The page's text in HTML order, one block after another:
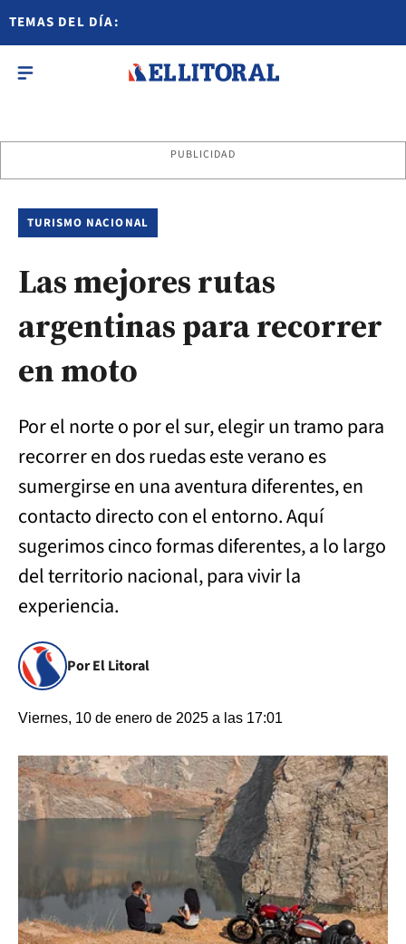
TEMAS DEL DÍA:
PUBLICIDAD
TURISMO NACIONAL
Las mejores rutas
argentinas para recorrer
en moto
Por el norte o por el sur, elegir un tramo para
recorrer en dos ruedas este verano es
sumergirse en una aventura diferentes, en
contacto directo con el entorno. Aquí
sugerimos cinco formas diferentes, a lo largo
del territorio nacional, para vivir la
experiencia.
Por El Litoral
Viernes, 10 de enero de 2025 a las 17:01